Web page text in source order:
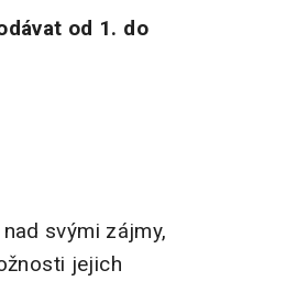
od 1. do
svými zájmy,
jejich